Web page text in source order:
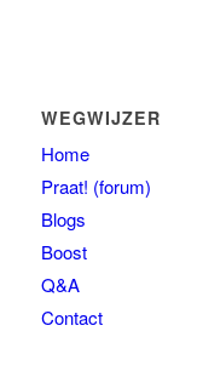
WEGWIJZER
Home
Praat! (forum)
Blogs
Boost
Q&A
Contact